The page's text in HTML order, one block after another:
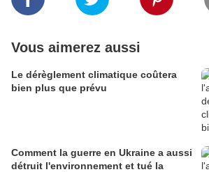
Vous aimerez aussi
Le dérèglement climatique coûtera
bien plus que prévu
Comment la guerre en Ukraine a aussi
détruit l'environnement et tué la